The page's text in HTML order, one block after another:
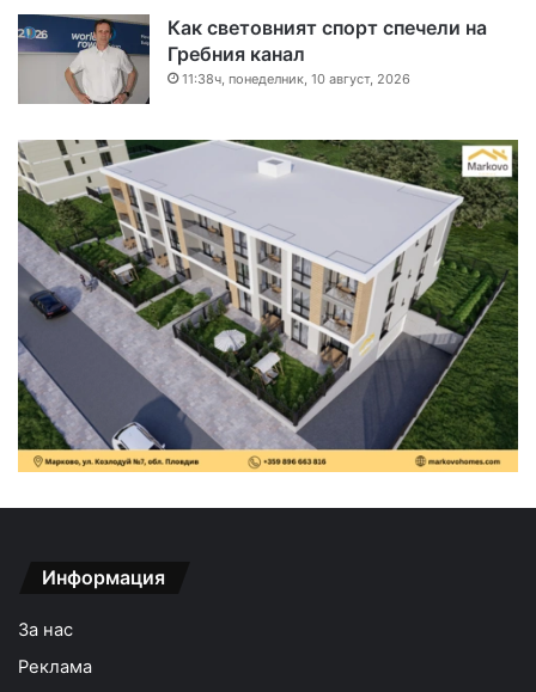
Как световният спорт спечели на
Гребния канал
11:38ч, понеделник, 10 август, 2026
Информация
За нас
Реклама